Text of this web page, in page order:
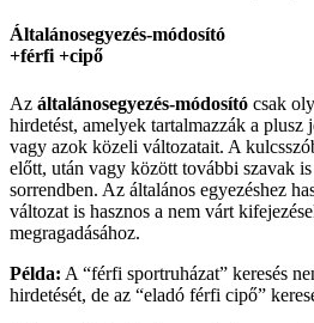
Általánosegyezés-módosító
+férfi +cipő
Az általánosegyezés-módosító csak
hirdetést, amelyek tartalmazzák a
vagy azok közeli változatait. A
előtt, után vagy között további szavak
sorrendben. Az általános egyezéshez
változat is hasznos a nem várt
megragadásához.
Példa: A “férfi sportruházat” keresés
hirdetését, de az “eladó férfi cipő”